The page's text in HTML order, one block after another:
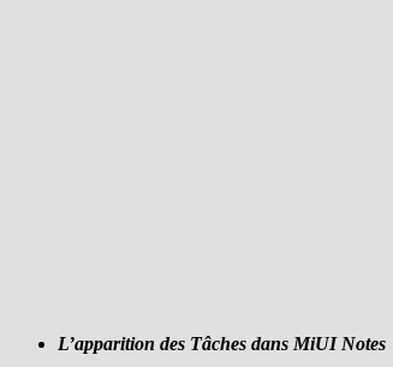
L’apparition des Tâches dans MiUI Notes